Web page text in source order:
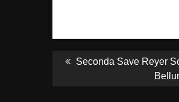
ARTICOLI
Previous
Seconda Save Reyer